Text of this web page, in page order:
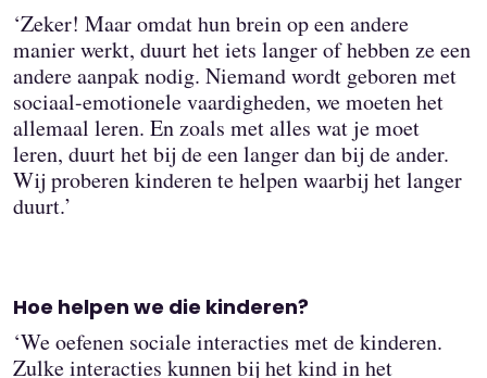
‘Zeker! Maar omdat hun brein op een andere
manier werkt, duurt het iets langer of hebben ze een
andere aanpak nodig. Niemand wordt geboren met
sociaal-emotionele vaardigheden, we moeten het
allemaal leren. En zoals met alles wat je moet
leren, duurt het bij de een langer dan bij de ander.
Wij proberen kinderen te helpen waarbij het langer
duurt.’
Hoe helpen we die kinderen?
‘We oefenen sociale interacties met de kinderen.
Zulke interacties kunnen bij het kind in het